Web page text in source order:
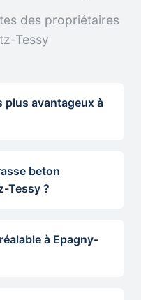
des propriétaires
Tessy
plus avantageux à
beton
Tessy ?
à Epagny-